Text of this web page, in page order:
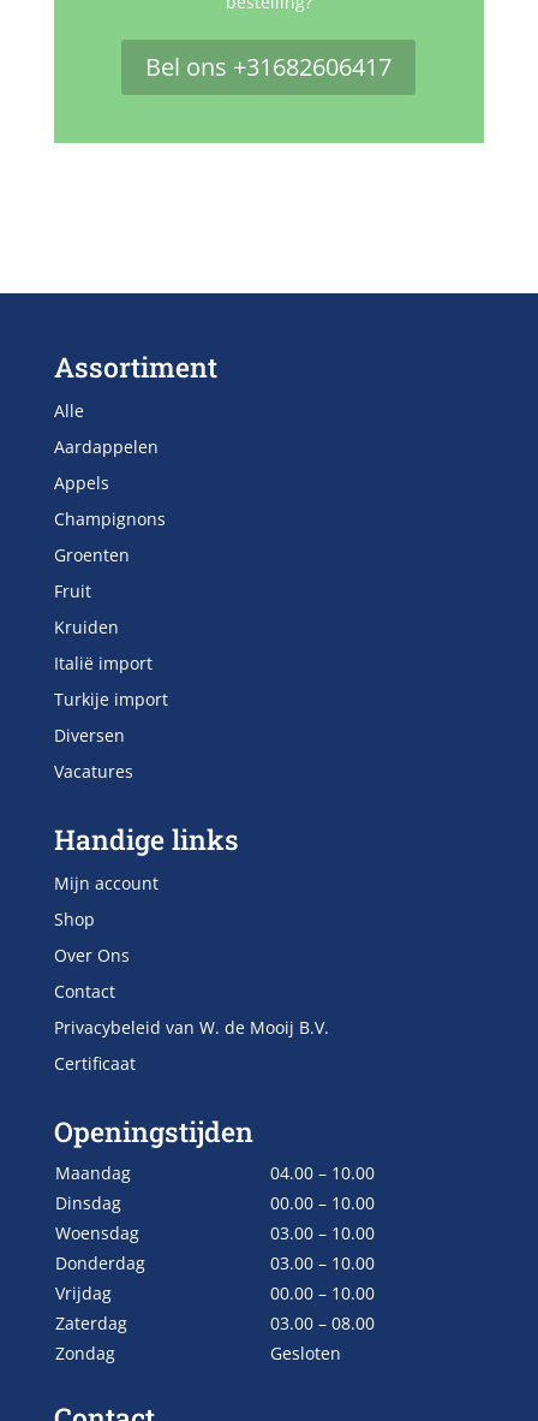
Bel ons +31682606417
Assortiment
Alle
Aardappelen
Appels
Champignons
Groenten
Fruit
Kruiden
Italië import
Turkije import
Diversen
Vacatures
Handige links
Mijn account
Shop
Over Ons
Contact
Privacybeleid van W. de Mooij B.V.
Certificaat
Openingstijden
Maandag
04.00 – 10.00
Dinsdag
00.00 – 10.00
Woensdag
03.00 – 10.00
Donderdag
03.00 – 10.00
Vrijdag
00.00 – 10.00
Zaterdag
03.00 – 08.00
Zondag
Gesloten